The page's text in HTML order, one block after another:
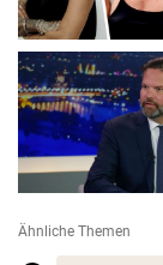
Ähnliche Themen